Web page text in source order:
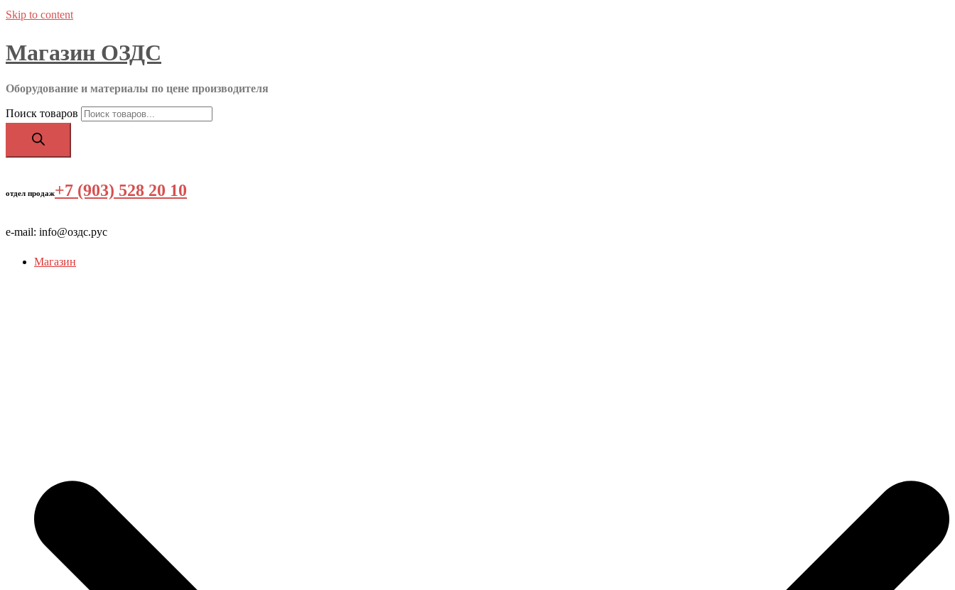
Skip to content
Магазин ОЗДС
Оборудование и материалы по цене производителя
Поиск товаров
отдел продаж+7 (903) 528 20 10
e-mail: info@оздс.рус
Магазин